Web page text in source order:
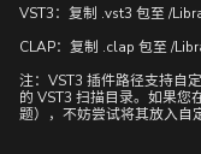
VST3：复制 .vst3 包至 /
CLAP：复制 .clap 包至 /
注：VST3 插件路径支持自
的 VST3 扫描目录。如果您
题），不妨尝试将其放入自